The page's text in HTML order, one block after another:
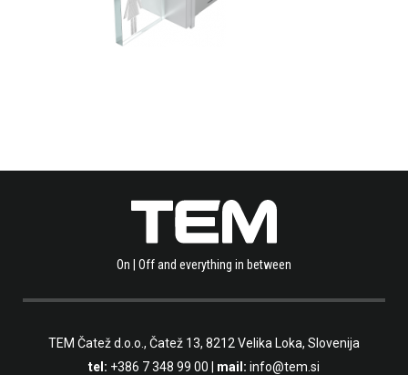
On | Off and everything in between
TEM Čatež d.o.o., Čatež 13, 8212 Velika Loka, Slovenija
tel: +386 7 348 99 00 mail: info@tem.si